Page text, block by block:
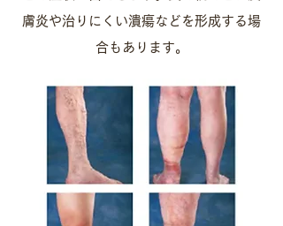
膚炎や治りにくい潰瘍などを形成する場
合もあります。